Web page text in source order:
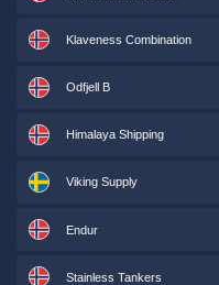
Klaveness Combination
Odfjell B
Himalaya Shipping
Viking Supply
Endur
Stainless Tankers